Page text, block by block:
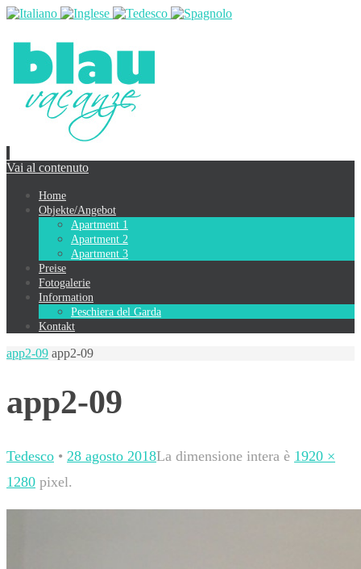
Vai al contenuto
Home
Objekte/Angebot
Apartment 1
Apartment 2
Apartment 3
Preise
Fotogalerie
Information
Peschiera del Garda
Kontakt
app2-09 app2-09
app2-09
Tedesco • 28 agosto 2018La dimensione intera è 1920 ×
1280 pixel.